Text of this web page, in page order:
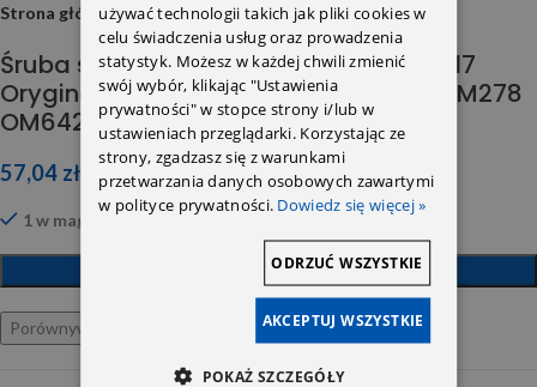
Strona główna
Śruba spustowa misy oleju 0029902017
Oryginał M157 M177 M254 M256 M276 M278
OM642 OM651 OM654 OM 656
57,04 zł
1 w magazynie
DODAJ DO KOSZYKA
Porównywarka
używać technologii takich jak pliki cookies w
celu świadczenia usług oraz prowadzenia
statystyk. Możesz w każdej chwili zmienić
swój wybór, klikając "Ustawienia
prywatności" w stopce strony i/lub w
ustawieniach przeglądarki. Korzystając ze
strony, zgadzasz się z warunkami
przetwarzania danych osobowych zawartymi
w polityce prywatności. Dowiedz się więcej »
AKCEPTUJ WSZYSTKIE
ODRZUĆ WSZYSTKIE
POKAŻ SZCZEGÓŁY